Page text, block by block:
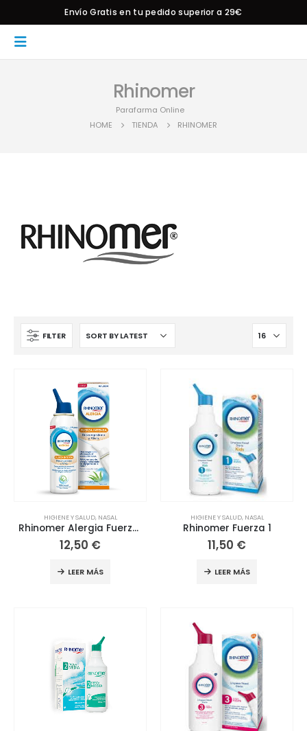
Envío Gratis en tu pedido superior a 29€
Rhinomer
Parafarma Online
HOME
TIENDA RHINOMER
FILTER
HIGIENE Y SALUD, NASAL
Rhinomer Alergia Fuerza Intensa
12,50 €
LEER MÁS
HIGIENE Y SALUD, NASAL
Rhinomer Fuerza 1
11,50 €
LEER MÁS